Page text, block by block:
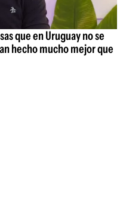
que en Uruguay no se
hecho mucho mejor que